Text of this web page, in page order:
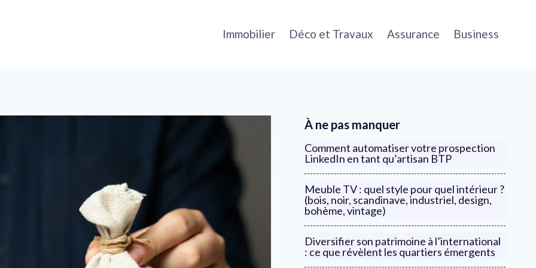
Immobilier Déco et Travaux Assurance Business
À ne pas manquer
Comment automatiser votre prospection
LinkedIn en tant qu’artisan BTP
Meuble TV : quel style pour quel intérieur ?
(bois, noir, scandinave, industriel, design,
bohème, vintage)
Diversifier son patrimoine à l’international
: ce que révèlent les quartiers émergents